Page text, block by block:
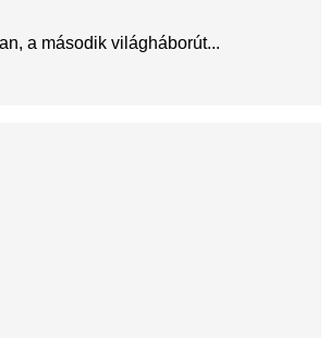
a második világháborút...